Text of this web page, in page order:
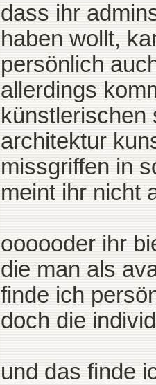
dass ihr
haben wollt,
persönlich
allerdings
architektur
missgriffen in
meint ihr nicht
oooooder ihr
die man als
finde ich
doch die
und das finde